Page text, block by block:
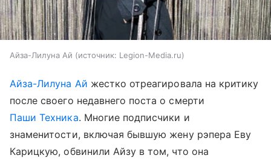
Айза-Лилуна Ай источник: Legion-Media.ru
Айза-Лилуна Ай жестко отреагировала на критику
после своего недавнего поста о смерти
Паши Техника. Многие подписчики и
знаменитости, включая бывшую жену рэпера Еву
Карицкую, обвинили Айзу в том, что она